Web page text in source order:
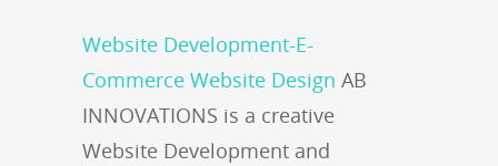
Website Development-E-
Commerce Website Design AB
INNOVATIONS is a creative
Website Development and